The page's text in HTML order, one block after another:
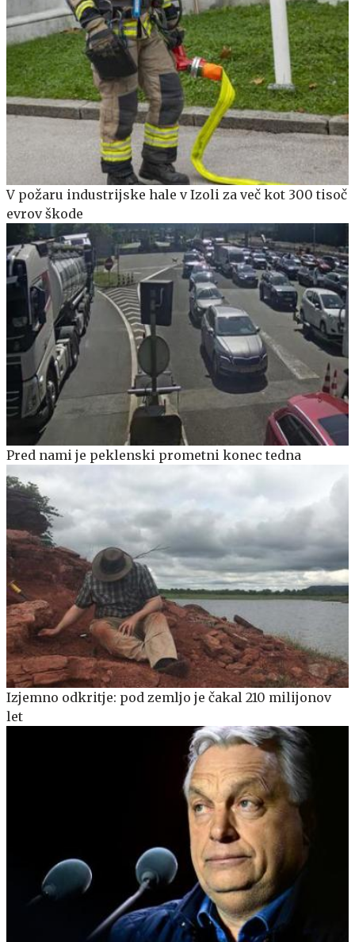
V požaru industrijske hale v Izoli za več kot 300 tisoč
evrov škode
Pred nami je peklenski prometni konec tedna
Izjemno odkritje: pod zemljo je čakal 210 milijonov
let